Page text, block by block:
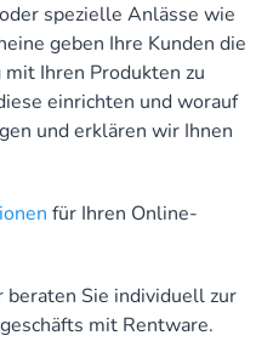
spezielle Anlässe wie
geben Ihre Kunden die
Ihren Produkten zu
einrichten und worauf
und erklären wir Ihnen
für Ihren Online-
Sie individuell zur
mit Rentware.